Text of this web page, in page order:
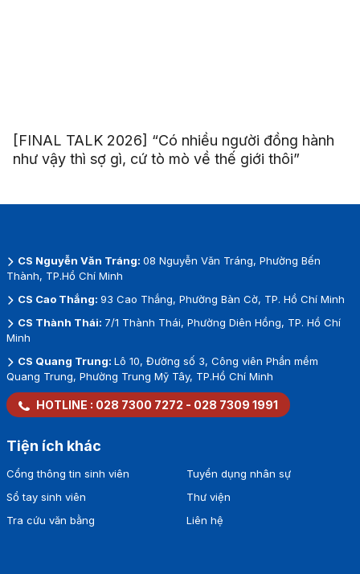
[FINAL TALK 2026] “Có nhiều người đồng hành
như vậy thì sợ gì, cứ tò mò về thế giới thôi”
CS Nguyễn Văn Tráng: 08 Nguyễn Văn Tráng, Phường Bến
Thành, TP.Hồ Chí Minh
CS Cao Thắng: 93 Cao Thắng, Phường Bàn Cờ, TP. Hồ Chí Minh
CS Thành Thái: 7/1 Thành Thái, Phường Diên Hồng, TP. Hồ Chí
Minh
CS Quang Trung: Lô 10, Đường số 3, Công viên Phần mềm
Quang Trung, Phường Trung Mỹ Tây, TP.Hồ Chí Minh
HOTLINE : 028 7300 7272 - 028 7309 1991
Tiện ích khác
Cổng thông tin sinh viên
Sổ tay sinh viên
Tra cứu văn bằng
Tuyển dụng nhân sự
Thư viện
Liên hệ